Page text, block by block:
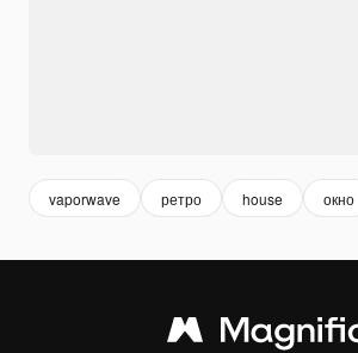
vaporwave ретро house окно